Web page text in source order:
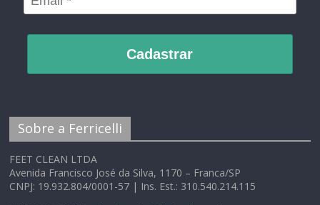
Cadastrar
Sobre a Ferricelli
FEET CLEAN LTDA
Avenida Francisco José da Silva, 1170 – Franca/SP
CNPJ: 19.932.804/0001-57 | Ins. Est.: 310.540.214.115